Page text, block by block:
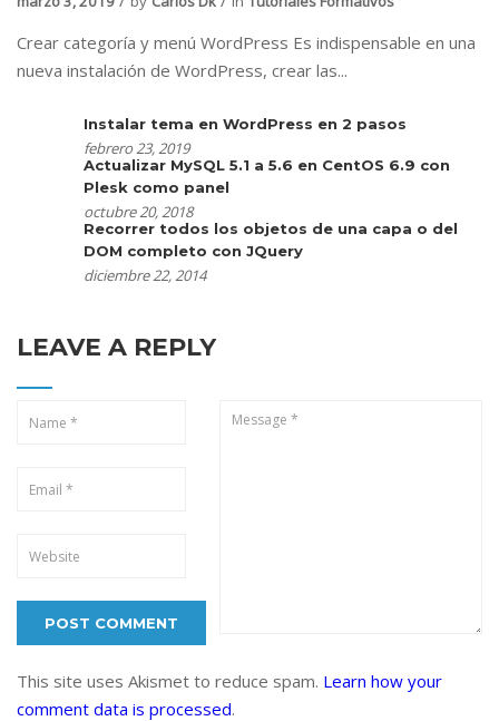
Crear categoría y menú WordPress Es indispensable en una
nueva instalación de WordPress, crear las...
Instalar tema en WordPress en 2 pasos
febrero 23, 2019
Actualizar MySQL 5.1 a 5.6 en CentOS 6.9 con
Plesk como panel
octubre 20, 2018
Recorrer todos los objetos de una capa o del
DOM completo con JQuery
diciembre 22, 2014
LEAVE A REPLY
This site uses Akismet to reduce spam. Learn how your
comment data is processed.